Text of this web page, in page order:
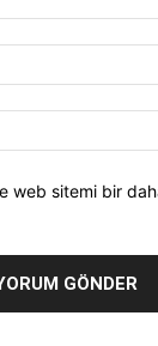
web sitemi bir